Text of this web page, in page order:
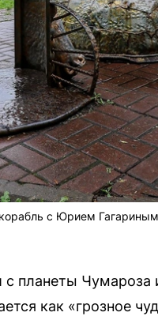
с Юрием Гагариным
планеты Чумароза
как «грозное